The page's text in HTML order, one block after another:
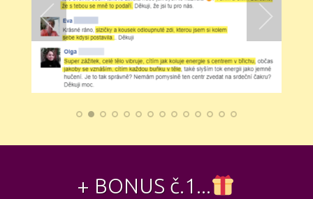
+ BONUS č.1...